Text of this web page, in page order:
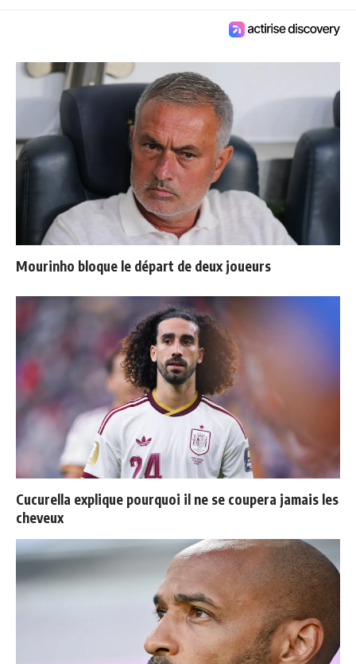
Mourinho bloque le départ de deux joueurs
Cucurella explique pourquoi il ne se coupera jamais les
cheveux